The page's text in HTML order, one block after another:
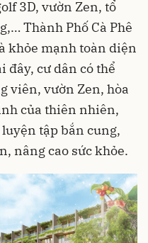
3D, vườn Zen, tổ
Thành Phố Cà Phê
khỏe mạnh toàn diện
đây, cư dân có thể
viên, vườn Zen, hòa
của thiên nhiên,
tập bắn cung,
nâng cao sức khỏe.